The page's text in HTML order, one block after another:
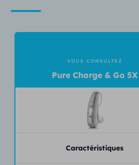
VOUS CONSULTEZ
Pure Charge & Go 5X
Caractéristiques